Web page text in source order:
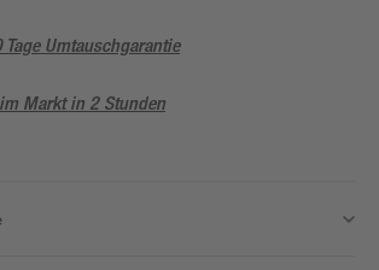
Tage Umtauschgarantie
Markt in 2 Stunden